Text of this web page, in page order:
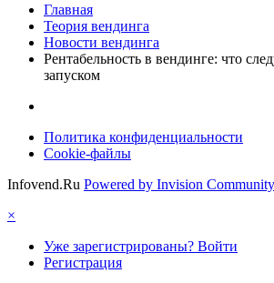
Главная
Теория вендинга
Новости вендинга
Рентабельность в вендинге: что
запуском
Политика конфиденциальности
Cookie-файлы
Infovend.Ru Powered by Invision Community
×
Уже зарегистрированы? Войти
Регистрация